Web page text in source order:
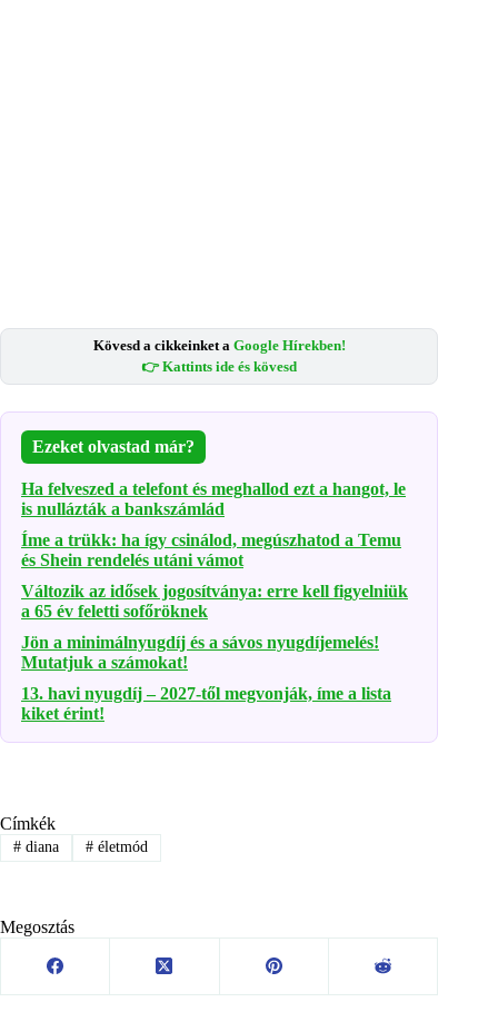
Kövesd a cikkeinket a Google Hírekben!
👉 Kattints ide és kövesd
Ezeket olvastad már?
Ha felveszed a telefont és meghallod ezt a hangot, le
is nullázták a bankszámlád
Íme a trükk: ha így csinálod, megúszhatod a Temu
és Shein rendelés utáni vámot
Változik az idősek jogosítványa: erre kell figyelniük
a 65 év feletti sofőröknek
Jön a minimálnyugdíj és a sávos nyugdíjemelés!
Mutatjuk a számokat!
13. havi nyugdíj – 2027-től megvonják, íme a lista
kiket érint!
Címkék
#diana #életmód
Megosztás